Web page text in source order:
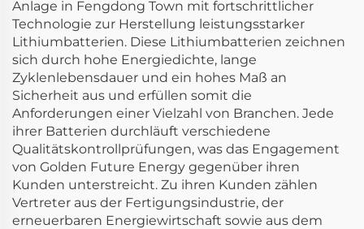
Anlage in Fengdong Town mit fortschrittlicher
Technologie zur Herstellung leistungsstarker
Lithiumbatterien. Diese Lithiumbatterien zeichnen
sich durch hohe Energiedichte, lange
Zyklenlebensdauer und ein hohes Maß an
Sicherheit aus und erfüllen somit die
Anforderungen einer Vielzahl von Branchen. Jede
ihrer Batterien durchläuft verschiedene
Qualitätskontrollprüfungen, was das Engagement
von Golden Future Energy gegenüber ihren
Kunden unterstreicht. Zu ihren Kunden zählen
Vertreter aus der Fertigungsindustrie, der
erneuerbaren Energiewirtschaft sowie aus dem